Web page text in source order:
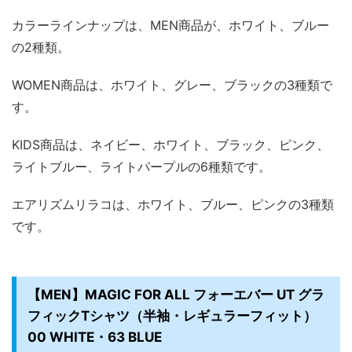
カラーラインナップは、MEN商品が、ホワイト、ブルー
の2種類。
WOMEN商品は、ホワイト、グレー、ブラックの3種類で
す。
KIDS商品は、ネイビー、ホワイト、ブラック、ピンク、
ライトブルー、ライトパープルの6種類です。
エアリズムリラコは、ホワイト、ブルー、ピンクの3種類
です。
【MEN】MAGIC FOR ALL フォーエバー UT グラ
フィックTシャツ（半袖・レギュラーフィット）
00 WHITE・63 BLUE